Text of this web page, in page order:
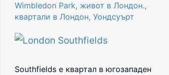
Wimbledon Park, живот в Лондон.,
квартали в Лондон, Уондсуърт
Southfields е квартал в югозападен